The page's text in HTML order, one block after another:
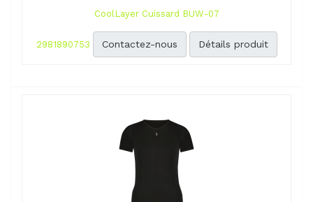
CoolLayer Cuissard BUW-07
2981890753 Contactez-nous Détails produit